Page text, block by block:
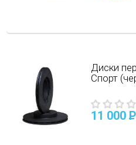
Диски
Спорт
11 000 P